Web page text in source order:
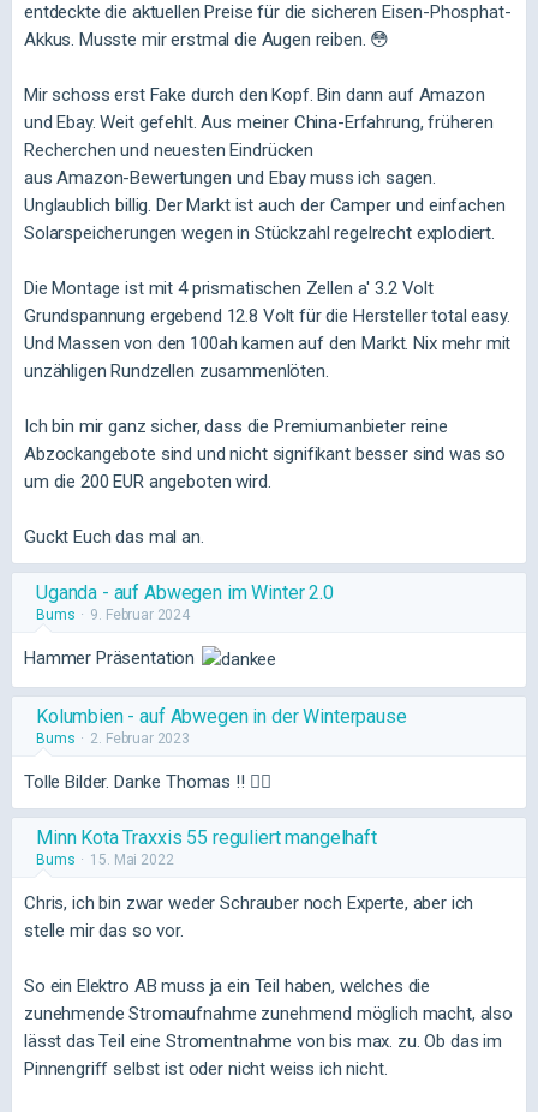
entdeckte die aktuellen Preise für die sicheren Eisen-Phosphat-
Akkus. Musste mir erstmal die Augen reiben. 😳
Mir schoss erst Fake durch den Kopf. Bin dann auf Amazon
und Ebay. Weit gefehlt. Aus meiner China-Erfahrung, früheren
Recherchen und neuesten Eindrücken
aus Amazon-Bewertungen und Ebay muss ich sagen.
Unglaublich billig. Der Markt ist auch der Camper und einfachen
Solarspeicherungen wegen in Stückzahl regelrecht explodiert.
Die Montage ist mit 4 prismatischen Zellen a' 3.2 Volt
Grundspannung ergebend 12.8 Volt für die Hersteller total easy.
Und Massen von den 100ah kamen auf den Markt. Nix mehr mit
unzähligen Rundzellen zusammenlöten.
Ich bin mir ganz sicher, dass die Premiumanbieter reine
Abzockangebote sind und nicht signifikant besser sind was so
um die 200 EUR angeboten wird.
Guckt Euch das mal an.
Uganda - auf Abwegen im Winter 2.0
Bums 9. Februar 2024
Hammer Präsentation
Kolumbien - auf Abwegen in der Winterpause
Bums 2. Februar 2023
Tolle Bilder. Danke Thomas !! 👍🏼
Minn Kota Traxxis 55 reguliert mangelhaft
Bums 15. Mai 2022
Chris, ich bin zwar weder Schrauber noch Experte, aber ich
stelle mir das so vor.
So ein Elektro AB muss ja ein Teil haben, welches die
zunehmende Stromaufnahme zunehmend möglich macht, also
lässt das Teil eine Stromentnahme von bis max. zu. Ob das im
Pinnengriff selbst ist oder nicht weiss ich nicht.